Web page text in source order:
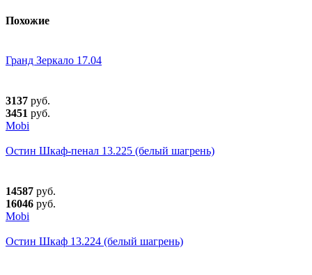
Похожие
Гранд Зеркало 17.04
3137 руб.
3451 руб.
Mobi
Остин Шкаф-пенал 13.225 (белый шагрень)
14587 руб.
16046 руб.
Mobi
Остин Шкаф 13.224 (белый шагрень)